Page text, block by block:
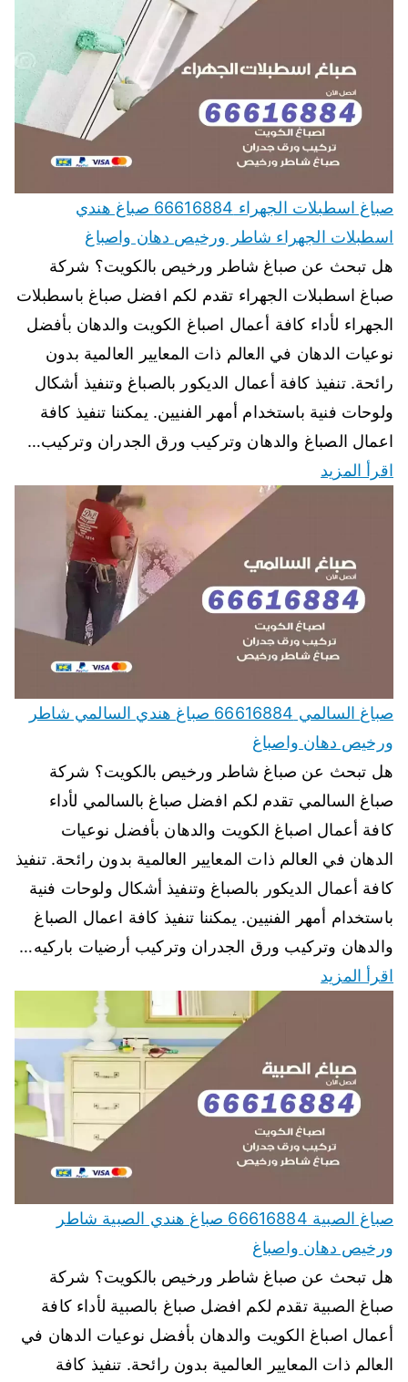
صباغ اسطبلات الجهراء 66616884 صباغ هندي
اسطبلات الجهراء شاطر ورخيص دهان واصباغ
هل تبحث عن صباغ شاطر ورخيص بالكويت؟ شركة
صباغ اسطبلات الجهراء تقدم لكم افضل صباغ باسطبلات
الجهراء لأداء كافة أعمال اصباغ الكويت والدهان بأفضل
نوعيات الدهان في العالم ذات المعايير العالمية بدون
رائحة. تنفيذ كافة أعمال الديكور بالصباغ وتنفيذ أشكال
ولوحات فنية باستخدام أمهر الفنيين. يمكننا تنفيذ كافة
اعمال الصباغ والدهان وتركيب ورق الجدران وتركيب…
اقرأ المزيد
صباغ السالمي 66616884 صباغ هندي السالمي شاطر
ورخيص دهان واصباغ
هل تبحث عن صباغ شاطر ورخيص بالكويت؟ شركة
صباغ السالمي تقدم لكم افضل صباغ بالسالمي لأداء
كافة أعمال اصباغ الكويت والدهان بأفضل نوعيات
الدهان في العالم ذات المعايير العالمية بدون رائحة. تنفيذ
كافة أعمال الديكور بالصباغ وتنفيذ أشكال ولوحات فنية
باستخدام أمهر الفنيين. يمكننا تنفيذ كافة اعمال الصباغ
والدهان وتركيب ورق الجدران وتركيب أرضيات باركيه…
اقرأ المزيد
صباغ الصبية 66616884 صباغ هندي الصبية شاطر
ورخيص دهان واصباغ
هل تبحث عن صباغ شاطر ورخيص بالكويت؟ شركة
صباغ الصبية تقدم لكم افضل صباغ بالصبية لأداء كافة
أعمال اصباغ الكويت والدهان بأفضل نوعيات الدهان في
العالم ذات المعايير العالمية بدون رائحة. تنفيذ كافة